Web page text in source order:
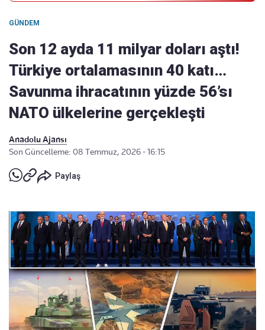
GÜNDEM
Son 12 ayda 11 milyar doları aştı!
Türkiye ortalamasının 40 katı…
Savunma ihracatının yüzde 56’sı
NATO ülkelerine gerçekleşti
Anadolu Ajansı
Son Güncelleme: 08 Temmuz, 2026 - 16:15
Paylaş